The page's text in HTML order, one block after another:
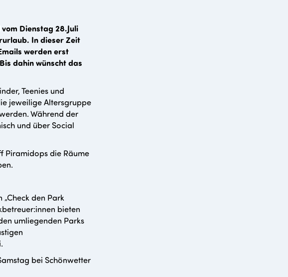
Dienstag 28.Juli
In dieser Zeit
werden erst
dahin wünscht das
Teenies und
jeweilige Altersgruppe
Während der
und über Social
Piramidops die Räume
den Park
bieten
umliegenden Parks
bei Schönwetter